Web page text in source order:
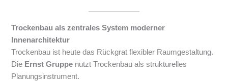
Trockenbau als zentrales System moderner
Innenarchitektur
Trockenbau ist heute das Rückgrat flexibler Raumgestaltung.
Die Ernst Gruppe nutzt Trockenbau als strukturelles
Planungsinstrument.